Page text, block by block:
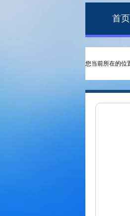
首页
您当前所在的位